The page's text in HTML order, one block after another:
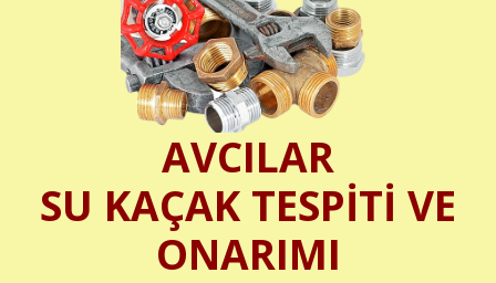
AVCILAR
SU KAÇAK TESPİTİ VE
ONARIMI